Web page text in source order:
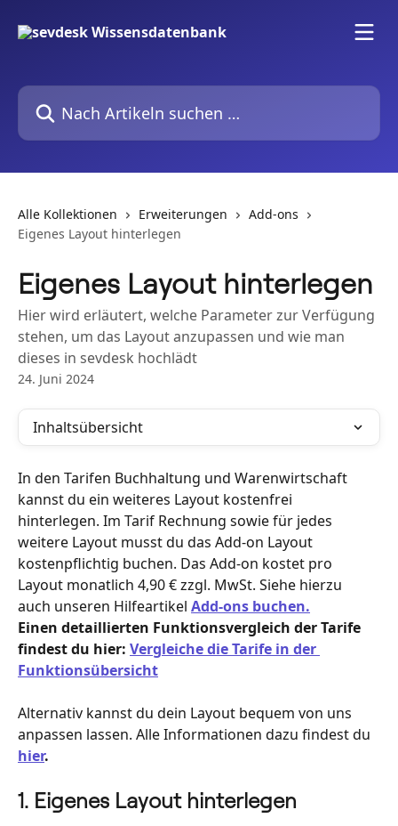
Nach Artikeln suchen …
Alle Kollektionen Erweiterungen
Add-ons
Eigenes Layout hinterlegen
Eigenes Layout hinterlegen
Hier wird erläutert, welche Parameter zur Verfügung
stehen, um das Layout anzupassen und wie man
dieses in sevdesk hochlädt
24. Juni 2024
Inhaltsübersicht
In den Tarifen Buchhaltung und Warenwirtschaft
kannst du ein weiteres Layout kostenfrei
hinterlegen. Im Tarif Rechnung sowie für jedes
weitere Layout musst du das Add-on Layout
kostenpflichtig buchen. Das Add-on kostet pro
Layout monatlich 4,90 € zzgl. MwSt. Siehe hierzu
auch unseren Hilfeartikel Add-ons buchen.
Einen detaillierten Funktionsvergleich der Tarife
findest du hier: Vergleiche die Tarife in der
Funktionsübersicht
Alternativ kannst du dein Layout bequem von uns
anpassen lassen. Alle Informationen dazu findest du
hier.
1. Eigenes Layout hinterlegen